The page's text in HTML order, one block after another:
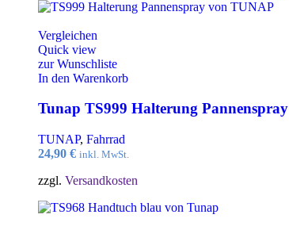
Vergleichen
Quick view
zur Wunschliste
In den Warenkorb
Tunap TS999 Halterung Pannenspray
TUNAP, Fahrrad
24,90 € inkl. MwSt.
zzgl. Versandkosten